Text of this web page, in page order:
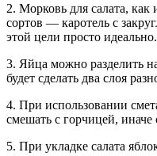
2. Морковь для салата, как
сортов — каротель с
этой цели просто идеально.
3. Яйца можно разделить
будет сделать два слоя
4. При использовании
смешать с горчицей,
5. При укладке салата